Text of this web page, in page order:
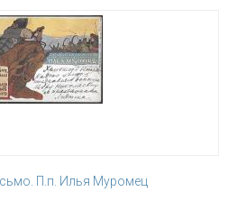
П.п. Илья Муромец